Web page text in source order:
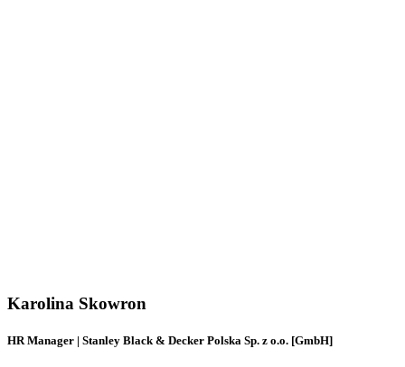
Karolina Skowron
HR Manager | Stanley Black & Decker Polska Sp. z o.o. [GmbH]